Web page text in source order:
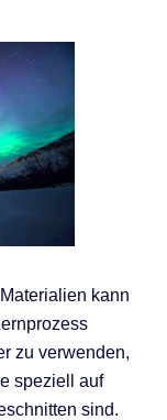
kann
zu verwenden,
speziell auf
sind.